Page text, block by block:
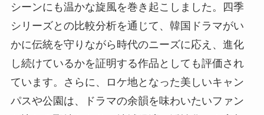
シーンにも温かな旋風を巻き起こしました。四季
シリーズとの比較分析を通じて、韓国ドラマがい
かに伝統を守りながら時代のニーズに応え、進化
し続けているかを証明する作品としても評価され
ています。さらに、ロケ地となった美しいキャン
パスや公園は、ドラマの余韻を味わいたいファン